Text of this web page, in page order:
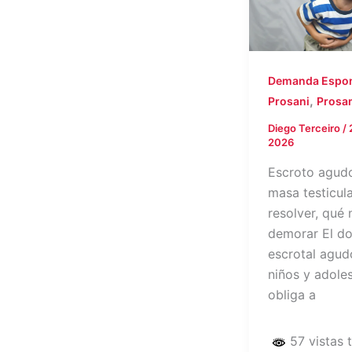
Demanda
Prosani,
Diego Terceiro /
2026
Escroto
masa
resolver, qué
demorar El
escrotal
niños y
obliga a
57 vistas